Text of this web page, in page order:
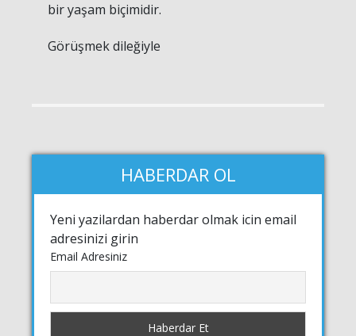
bir yaşam biçimidir.
Görüşmek dileğiyle
HABERDAR OL
Yeni yazilardan haberdar olmak icin email
adresinizi girin
Email Adresiniz